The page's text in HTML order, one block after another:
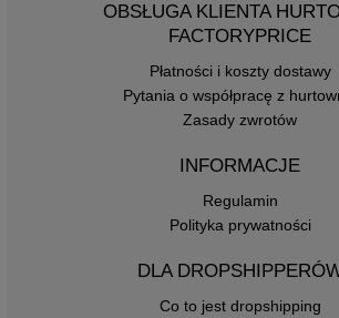
OBSŁUGA KLIENTA
FACTORYPRICE
Płatności i koszty dostawy
Pytania o współpracę z
Zasady zwrotów
INFORMACJE
Regulamin
Polityka prywatności
DLA
Co to jest dropshipping